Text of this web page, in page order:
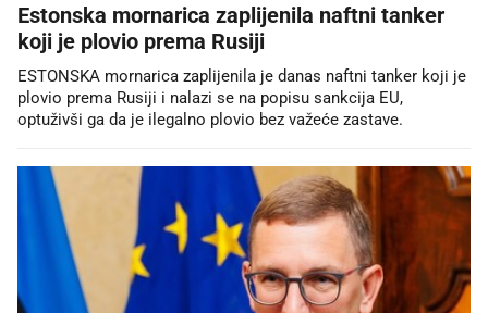
Estonska mornarica zaplijenila naftni tanker
koji je plovio prema Rusiji
ESTONSKA mornarica zaplijenila je danas naftni tanker koji je
plovio prema Rusiji i nalazi se na popisu sankcija EU,
optuživši ga da je ilegalno plovio bez važeće zastave.